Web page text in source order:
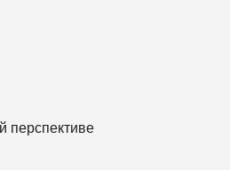
перспективе